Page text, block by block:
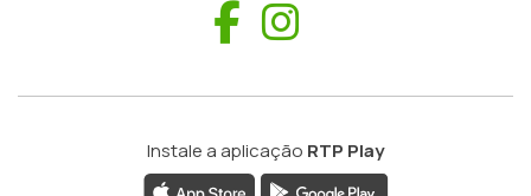
Facebook
Instale a aplicação RTP Play